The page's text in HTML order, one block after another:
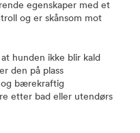
egenskaper med et
og er skånsom mot
hunden ikke blir kald
den på plass
og bærekraftig
etter bad eller utendørs